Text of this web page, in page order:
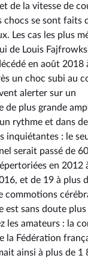
de la vitesse de
chocs se sont faits
Les cas les plus
de Louis
en août 2018
un choc subi au
alerter sur un
de plus grande
rythme et dans
inquiétantes : le
serait passé de
en 2012
et de 19 à plus
commotions
est sans doute plus
les amateurs : la
la Fédération
ainsi à plus de 1